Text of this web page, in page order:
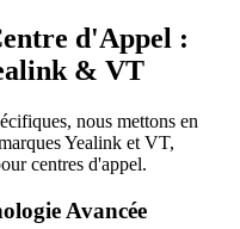
d'Appel :
& VT
nous mettons en
Yealink et VT,
centres d'appel.
Avancée